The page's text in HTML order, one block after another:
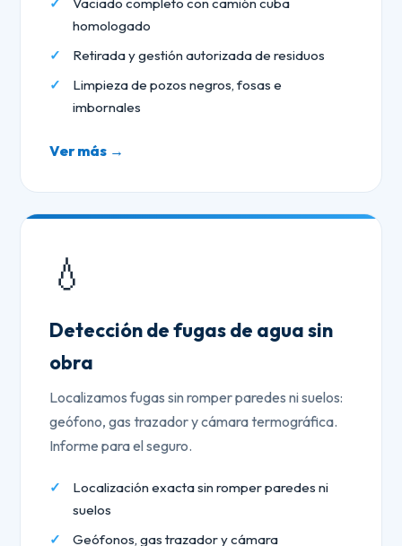
homologado
Retirada y gestión autorizada de residuos
Limpieza de pozos negros, fosas e
imbornales
Ver más →
💧
Detección de fugas de agua sin
obra
Localizamos fugas sin romper paredes ni suelos:
geófono, gas trazador y cámara termográfica.
Informe para el seguro.
Localización exacta sin romper paredes ni
suelos
Geófonos, gas trazador y cámara